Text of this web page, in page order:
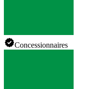
Concessionnaires